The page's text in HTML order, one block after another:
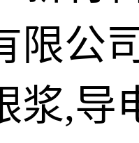
限公
浆,导